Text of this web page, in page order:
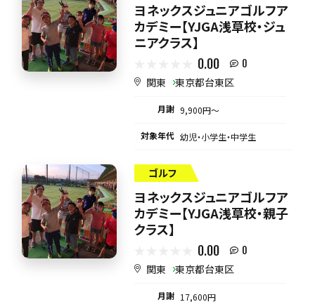
ヨネックスジュニアゴルフア
カデミー【YJGA浅草校・ジュ
ニアクラス】
0.00 0
関東 東京都台東区
月謝 9,900円〜
対象年代 幼児・小学生・中学生
ゴルフ
ヨネックスジュニアゴルフア
カデミー【YJGA浅草校・親子
クラス】
0.00 0
関東 東京都台東区
月謝 17,600円